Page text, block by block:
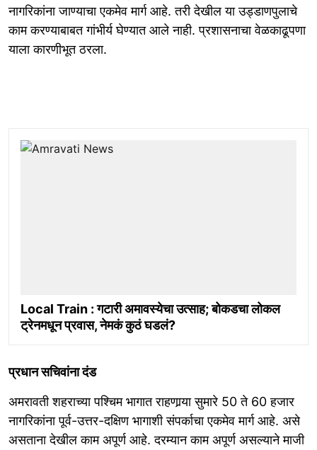
नागरिकांना जाण्याचा एकमेव मार्ग आहे. तरी देखील या उड्डाणपुलाचे
काम करण्याबाबत गांभीर्य घेण्यात आले नाही. प्रशासनाचा वेळकाढूपणा
याला कारणीभूत ठरला.
Local Train : गटारी अमावस्येचा उत्साह; बोकडचा लोकल
ट्रेनमधून प्रवास, नेमकं कुठं घडलं?
प्रधान सचिवांना दंड
अमरावती शहराच्या पश्चिम भागात राहणार्‍या सुमारे 50 ते 60 हजार
नागरिकांना पूर्व-उत्तर-दक्षिण भागाशी संपर्काचा एकमेव मार्ग आहे. असे
असताना देखील काम अपूर्ण आहे. दरम्यान काम अपूर्ण असल्याने माजी